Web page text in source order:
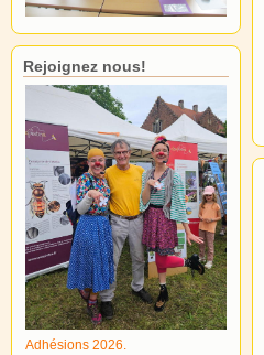
Rejoignez nous!
Adhésions 2026.